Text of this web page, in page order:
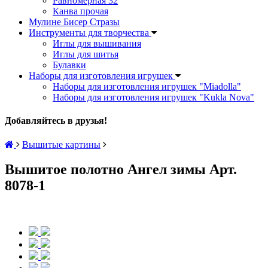
Канва прочая
Мулине Бисер Стразы
Инструменты для творчества
Иглы для вышивания
Иглы для шитья
Булавки
Наборы для изготовления игрушек
Наборы для изготовления игрушек "Miadolla"
Наборы для изготовления игрушек "Kukla Nova"
Добавляйтесь в друзья!
Вышитые картины
Вышитое полотно Ангел зимы Арт.
8078-1